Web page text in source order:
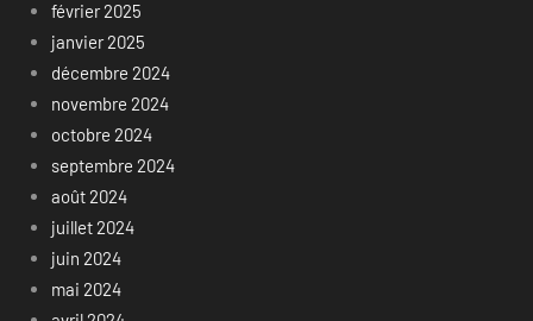
février 2025
janvier 2025
décembre 2024
novembre 2024
octobre 2024
septembre 2024
août 2024
juillet 2024
juin 2024
mai 2024